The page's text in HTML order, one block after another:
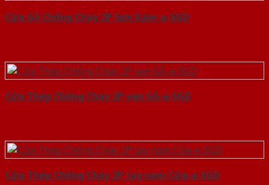
Cửa Gỗ Chống Cháy 2P Sơn Xám-a-SGD
Cửa Thép Chống Cháy 2P van Gỗ-a-SGD
Cửa Thép Chống Cháy 2P tay nam Cửa-a-SGD